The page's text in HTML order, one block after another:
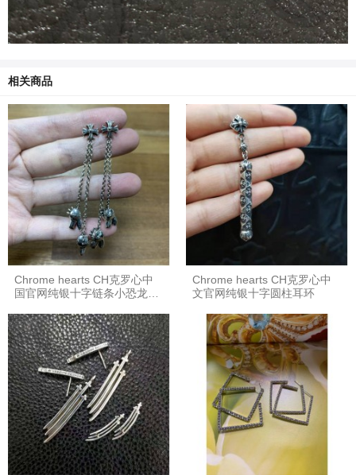
相关商品
Chrome hearts CH克罗心中
国官网纯银十字链条小恐龙吊
Chrome hearts CH克罗心中
文官网纯银十字圆柱耳环